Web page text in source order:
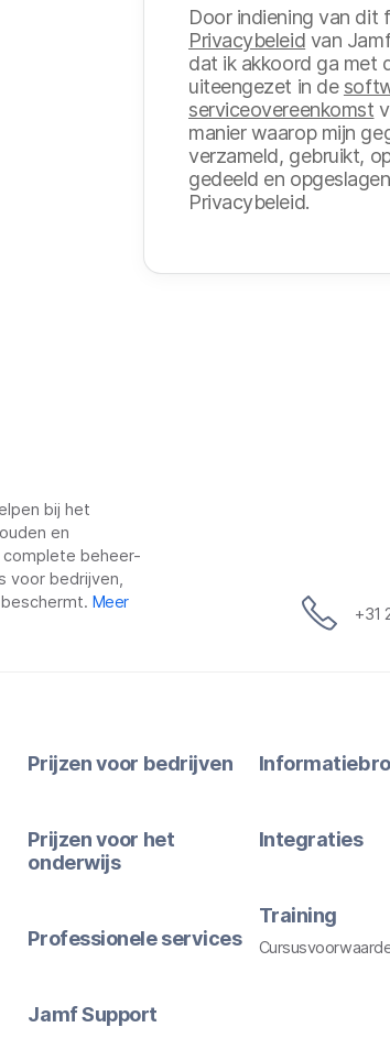
Door indiening van dit
Privacybeleid van
dat ik akkoord ga met
uiteengezet in de
serviceovereenkomst
manier waarop mijn
verzameld, gebruikt,
gedeeld en
Privacybeleid.
bij het
en
beheer-
voor bedrijven,
Meer
+31
Prijzen voor bedrijven
Prijzen voor het
onderwijs
Professionele services
Jamf Support
Integraties
Training